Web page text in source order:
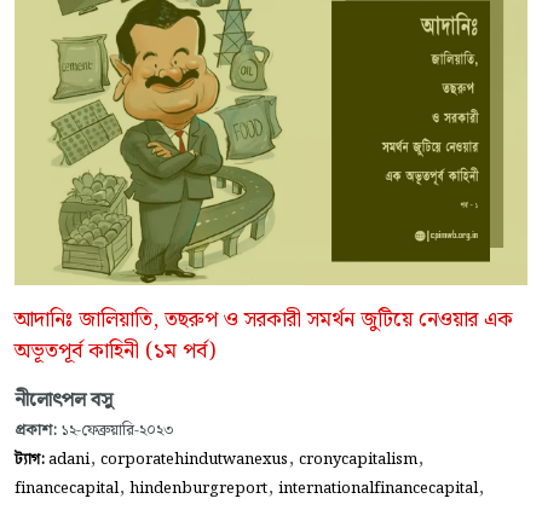
আদানিঃ জালিয়াতি, তছরুপ ও সরকারী সমর্থন জুটিয়ে নেওয়ার এক
অভূতপূর্ব কাহিনী (১ম পর্ব)
নীলোৎপল বসু
প্রকাশ: ১২-ফেব্রুয়ারি-২০২৩
ট্যাগ:adani, corporatehindutwanexus, cronycapitalism,
financecapital, hindenburgreport, internationalfinancecapital,